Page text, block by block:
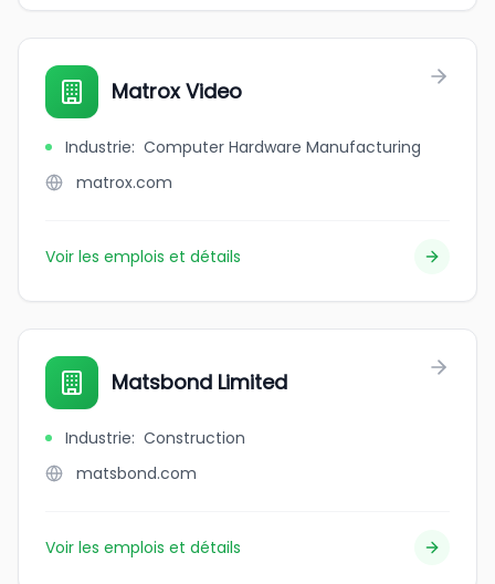
Matrox Video
Industrie: Computer Hardware Manufacturing
matrox.com
Voir les emplois et détails
Matsbond Limited
Industrie: Construction
matsbond.com
Voir les emplois et détails